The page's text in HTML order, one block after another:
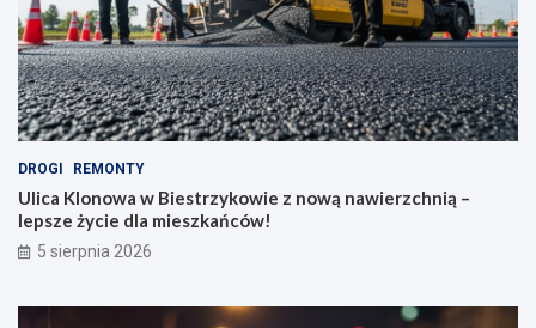
DROGI REMONTY
Ulica Klonowa w Biestrzykowie z nową nawierzchnią –
lepsze życie dla mieszkańców!
5 sierpnia 2026